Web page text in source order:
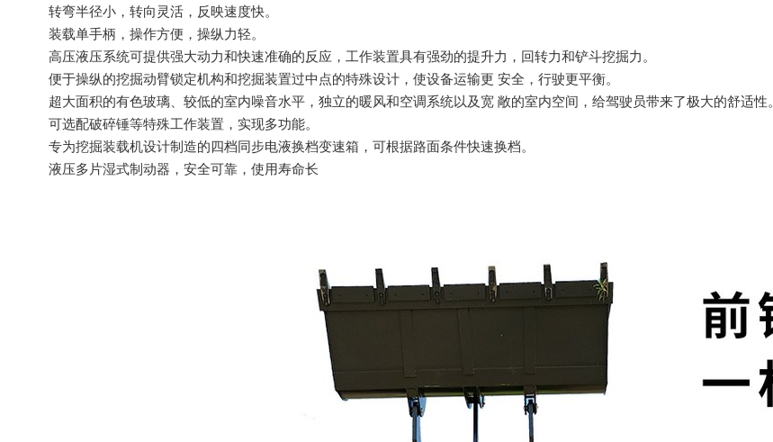
转弯半径小，转向灵活，反映速度快。
装载单手柄，操作方便，操纵力轻。
高压液压系统可提供强大动力和快速准确的反应，工作装置具有强劲的提升力，回转力和铲斗挖掘力。
便于操纵的挖掘动臂锁定机构和挖掘装置过中点的特殊设计，使设备运输更 安全，行驶更平衡。
超大面积的有色玻璃、较低的室内噪音水平，独立的暖风和空调系统以及宽 敞的室内空间，给驾驶员带来了极大的舒适性。
可选配破碎锤等特殊工作装置，实现多功能。
专为挖掘装载机设计制造的四档同步电液换档变速箱，可根据路面条件快速换档。
液压多片湿式制动器，安全可靠，使用寿命长